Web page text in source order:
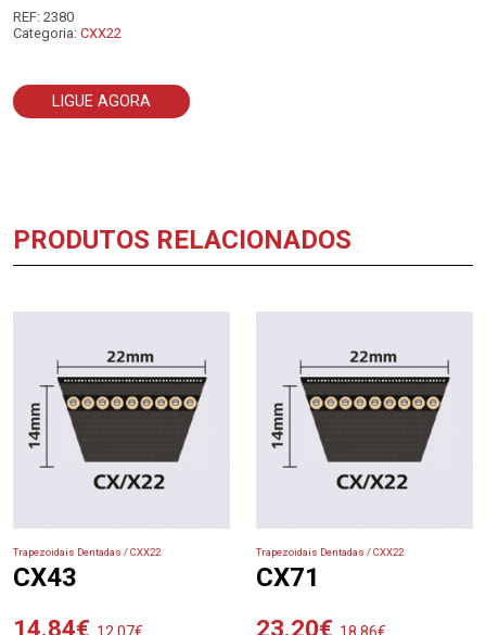
REF: 2380
Categoria: CXX22
LIGUE AGORA
PRODUTOS RELACIONADOS
Trapezoidais Dentadas / CXX22
CX43
14.84€
Trapezoidais Dentadas / CXX22
CX71
23.20€